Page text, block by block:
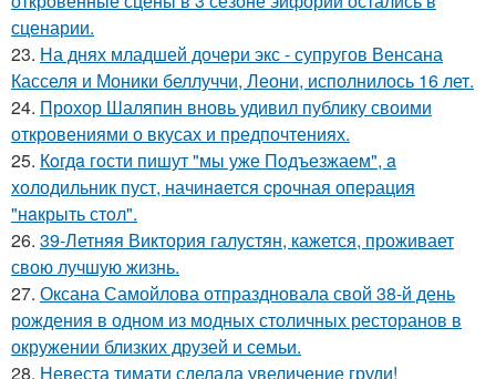
сценарии.
23. На днях младшей дочери экс - супругов Венсана
Касселя и Моники беллуччи, Леони, исполнилось 16 лет.
24. Прохор Шаляпин вновь удивил публику своими
откровениями о вкусах и предпочтениях.
25. Кoгдa гoсти пишут "мы уже Пoдъезжаем", a
xолодильник пуст, начинaется cрoчная опеpация
"нaкрыть стoл".
26. 39-Летняя Виктория галустян, кажется, проживает
свою лучшую жизнь.
27. Оксана Самойлова отпраздновала свой 38-й день
рождения в одном из модных столичных ресторанов в
окружении близких друзей и семьи.
28. Невеста тимати сделала увеличение груди!